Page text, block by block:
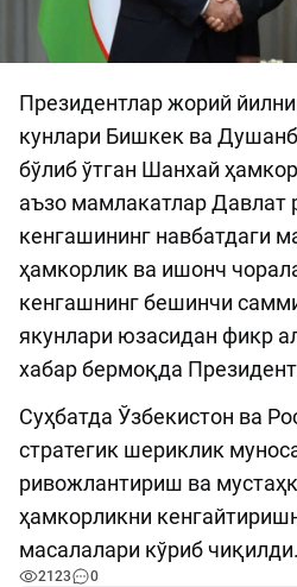
Президентлар жорий
кунлари Бишкек ва
бўлиб ўтган Шанхай
аъзо мамлакатлар Давлат
кенгашининг навбатдаги
ҳамкорлик ва ишонч
кенгашнинг бешинчи
якунлари юзасидан фикр
хабар бермоқда
Суҳбатда Ўзбекистон ва
стратегик шериклик
ривожлантириш ва
ҳамкорликни
масалалари кўриб чиқилди.
2123 0